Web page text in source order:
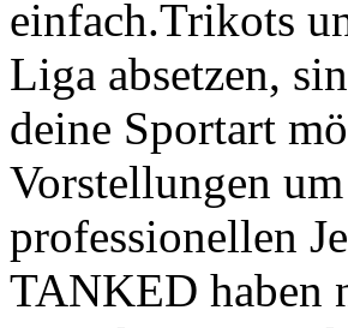
einfach.Trikots
Liga absetzen,
deine Sportart
Vorstellungen
professionellen
TANKED haben